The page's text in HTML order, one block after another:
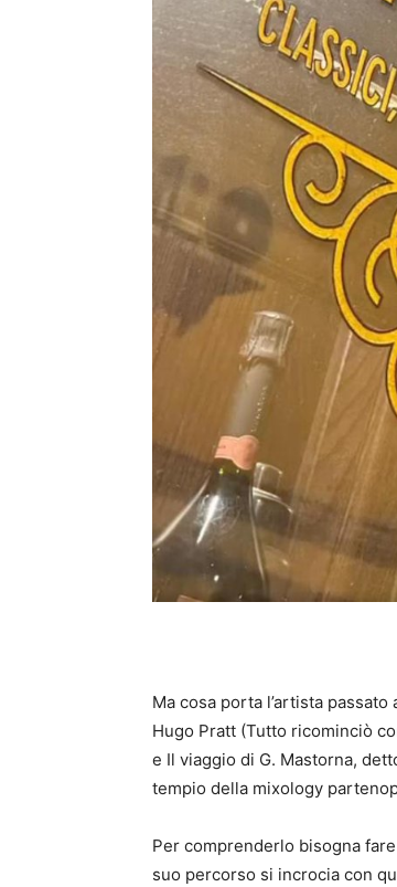
Ma cosa porta l’artista
Hugo Pratt (Tutto ricominciò
e Il viaggio di G. Mastorna,
tempio della mixology
Per comprenderlo bisogna
suo percorso si incrocia con